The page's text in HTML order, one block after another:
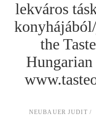
lekváros
the
NEUBAUER JUDIT